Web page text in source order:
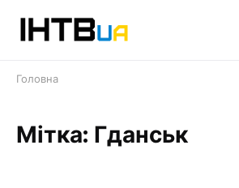
Головна
Мітка: Гданськ